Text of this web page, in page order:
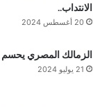
الانتداب..
20 أغسطس 2024
الزمالك المصري يحسم
21 يوليو 2024